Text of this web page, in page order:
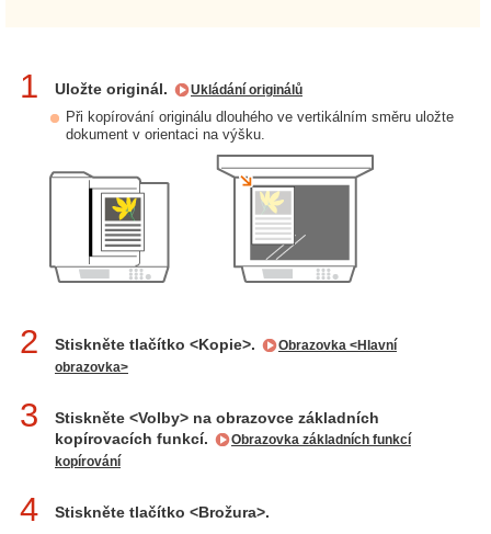
1 Uložte originál. Ukládání originálů
Při kopírování originálu dlouhého ve vertikálním směru uložte
dokument v orientaci na výšku.
2 Stiskněte tlačítko <Kopie>.
Obrazovka <Hlavní
obrazovka>
3
Stiskněte <Volby> na obrazovce základních
kopírovacích funkcí.
Obrazovka základních funkcí
kopírování
4 Stiskněte tlačítko <Brožura>.